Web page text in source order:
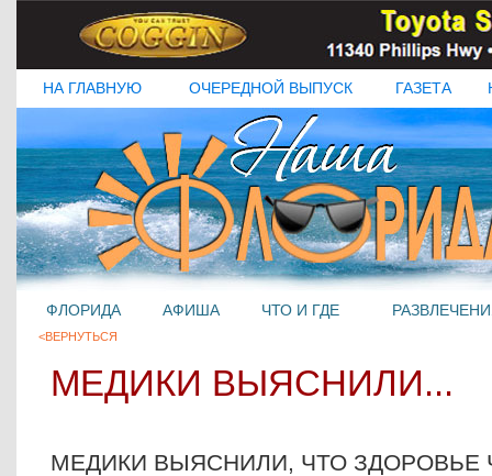
НА ГЛАВНУЮ ОЧЕРЕДНОЙ ВЫПУСК ГАЗЕТА
ФЛОРИДА АФИША ЧТО И ГДЕ
<ВЕРНУТЬСЯ
MЕДИКИ ВЫЯСНИЛИ...
MЕДИКИ ВЫЯСНИЛИ, ЧТО ЗДОРОВЬЕ